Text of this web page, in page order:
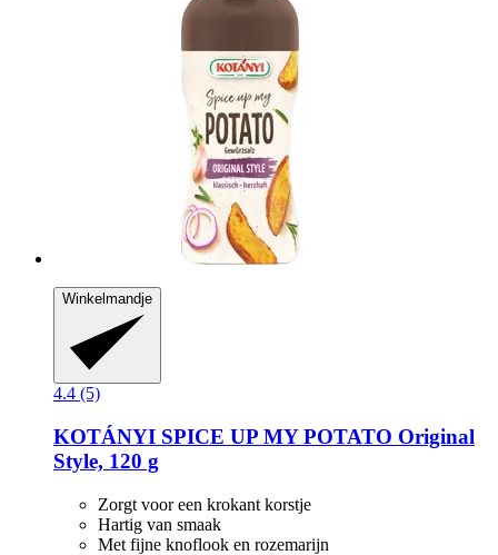
Winkelmandje
4.4 (5)
KOTÁNYI SPICE UP MY POTATO Original
Style, 120 g
Zorgt voor een krokant korstje
Hartig van smaak
Met fijne knoflook en rozemarijn